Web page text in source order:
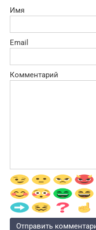
Имя
Email
Комментарий